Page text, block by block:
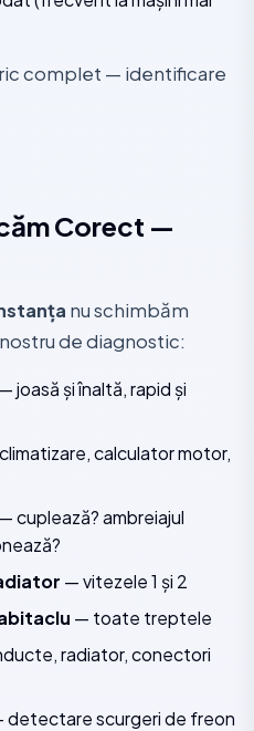
complet — identificare
Corect —
nu schimbăm
de diagnostic:
— joasă și înaltă, rapid și
calculator motor,
— cuplează? ambreiajul
— vitezele 1 și 2
— toate treptele
radiator, conectori
detectare scurgeri de freon